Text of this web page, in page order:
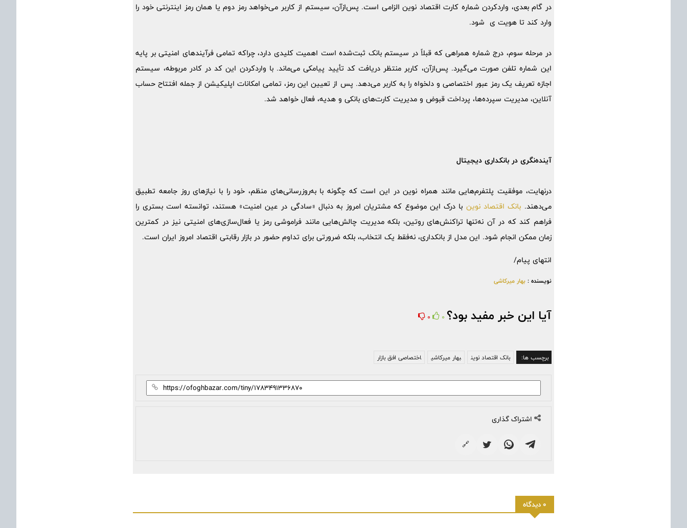
در گام بعدی، واردکردن شماره کارت اقتصاد نوین الزامی است. پس‌ازآن، سیستم از کاربر می‌خواهد رمز دوم یا همان رمز اینترنتی خود را
وارد کند تا هویت ی شود.
در مرحله سوم، درج شماره همراهی که قبلاً در سیستم بانک ثبت‌شده است اهمیت کلیدی دارد، چراکه تمامی فرآیندهای امنیتی بر پایه
این شماره تلفن صورت می‌گیرد. پس‌ازآن، کاربر منتظر دریافت کد تأیید پیامکی می‌ماند. با واردکردن این کد در کادر مربوطه، سیستم
اجازه تعریف یک رمز عبور اختصاصی و دلخواه را به کاربر می‌دهد. پس از تعیین این رمز، تمامی امکانات اپلیکیشن از جمله افتتاح حساب
آنلاین، مدیریت سپرده‌ها، پرداخت قبوض و مدیریت کارت‌های بانکی و هدیه، فعال خواهد شد.
آینده‌نگری در بانکداری دیجیتال
درنهایت، موفقیت پلتفرم‌هایی مانند همراه نوین در این است که چگونه با به‌روزرسانی‌های منظم، خود را با نیازهای روز جامعه تطبیق
می‌دهند. بانک اقتصاد نوین با درک این موضوع که مشتریان امروز به دنبال «سادگی در عین امنیت» هستند، توانسته است بستری را
فراهم کند که در آن نه‌تنها تراکنش‌های روتین، بلکه مدیریت چالش‌هایی مانند فراموشی رمز یا فعال‌سازی‌های امنیتی نیز در کمترین
زمان ممکن انجام شود. این مدل از بانکداری، نه‌فقط یک انتخاب، بلکه ضرورتی برای تداوم حضور در بازار رقابتی اقتصاد امروز ایران است.
انتهای پیام/
نویسنده :بهار میرکاشی
آیا این خبر مفید بود؟ 0
0
برچسب ها: بانک اقتصاد نوین بهار میرکاشی اختصاصی افق بازار
اشتراک گذاری
🔗
0 دیدگاه